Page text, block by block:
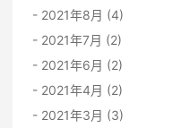
2021年8月 (4)
2021年7月 (2)
2021年6月 (2)
2021年4月 (2)
2021年3月 (3)